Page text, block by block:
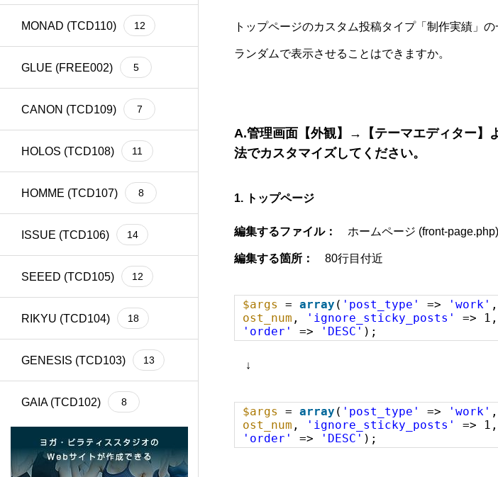
MONAD (TCD110) 12
GLUE (FREE002) 5
CANON (TCD109) 7
HOLOS (TCD108) 11
HOMME (TCD107) 8
ISSUE (TCD106) 14
SEEED (TCD105) 12
RIKYU (TCD104) 18
GENESIS (TCD103) 13
GAIA (TCD102) 8
Cherie (TCD101) 4
トップページのカスタム投稿タイプ「制作実績」
ランダムで表示させることはできますか。
A.管理画面【外観】→【テーマエディター】
法でカスタマイズしてください。
1. トップページ
編集するファイル： ホームページ (front-page.php)
編集する箇所： 80行目付近
$args = array ( 'post_type' => 'work' ,
ost_num , 'ignore_sticky_posts' => 1,
'order'
=> 'DESC' );
↓
$args = array ( 'post_type' => 'work' ,
ost_num , 'ignore_sticky_posts' => 1,
'order'
=> 'DESC' );